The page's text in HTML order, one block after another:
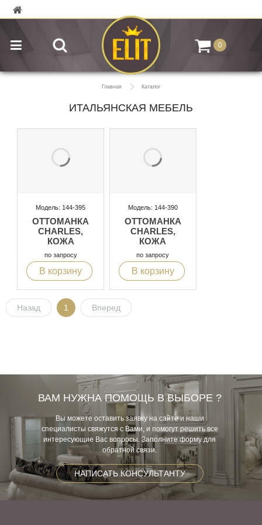
0
Главная Каталог
ИТАЛЬЯНСКАЯ МЕБЕЛЬ
Модель: 144-395
ОТТОМАНКА
CHARLES,
КОЖА
по запросу
В корзину
Модель: 144-390
ОТТОМАНКА
CHARLES,
КОЖА
по запросу
В корзину
Назад 1 Вперед
ВАМ НУЖНА ПОМОЩЬ В ВЫБОРЕ ?
Вы можете оставить заявку на сайте и наши
специалисты свяжутся с Вами, и помогут решить все
интересующие Вас вопросы. Заполните форму для
обратной связи.
НАПИСАТЬ КОНСУЛЬТАНТУ